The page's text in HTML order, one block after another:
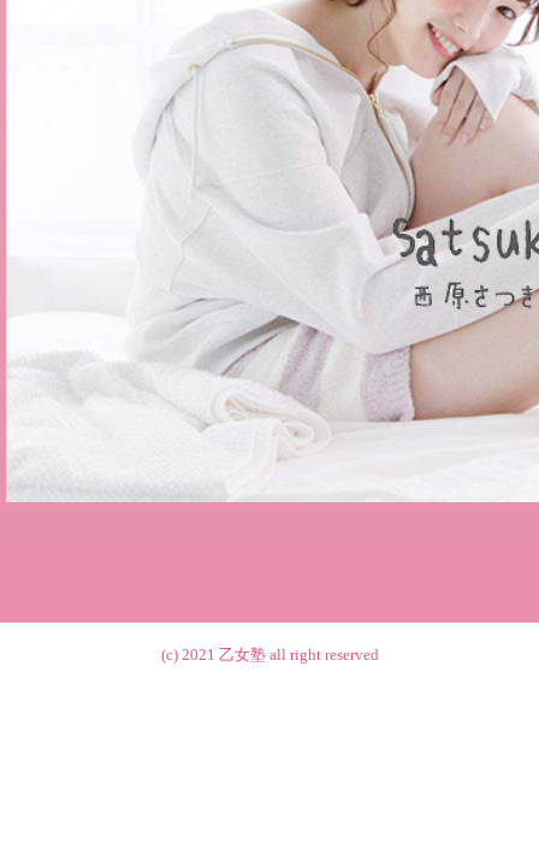
(c) 2021 乙女塾all right reserved